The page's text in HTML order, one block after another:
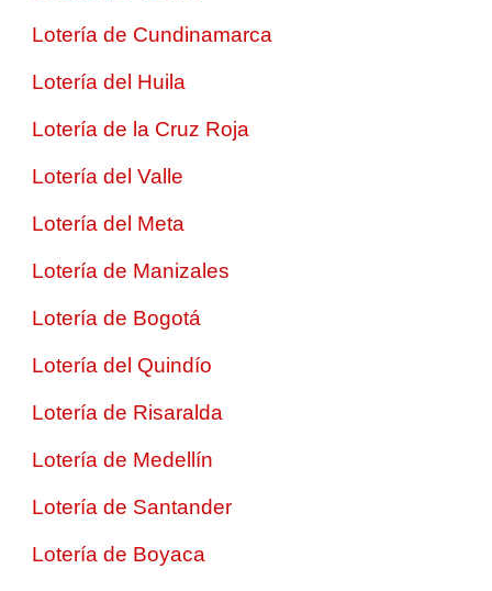
Lotería de Cundinamarca
Lotería del Huila
Lotería de la Cruz Roja
Lotería del Valle
Lotería del Meta
Lotería de Manizales
Lotería de Bogotá
Lotería del Quindío
Lotería de Risaralda
Lotería de Medellín
Lotería de Santander
Lotería de Boyaca